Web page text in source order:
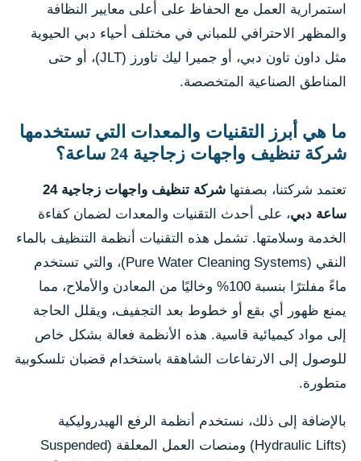
استمرارية العمل مع الحفاظ على أعلى معايير النظافة
والمظهر الاحترافي للمباني في مختلف أحياء دبي الحيوية
مثل داون تاون دبي، أو جميرا ليك تاورز (JLT)، أو حتى
المناطق الصناعية المتخصصة.
ما هي أبرز التقنيات والمعدات التي تستخدمها
شركة تنظيف واجهات زجاجية 24 ساعة؟
تعتمد شركتنا، بصفتها
شركة تنظيف واجهات زجاجية 24
ساعة دبي، على أحدث التقنيات والمعدات لضمان كفاءة
الخدمة وسلامتها. تشمل هذه التقنيات أنظمة التنظيف بالماء
النقي (Pure Water Cleaning Systems)، والتي تستخدم
ماءً مفلترًا بنسبة 100% وخاليًا من المعادن والأملاح، مما
يمنع ظهور أي بقع أو خطوط بعد التجفيف، ويقلل الحاجة
إلى مواد كيميائية قاسية. هذه الأنظمة فعالة بشكل خاص
للوصول إلى الارتفاعات الشاهقة باستخدام قضبان تلسكوبية
متطورة.
بالإضافة إلى ذلك، نستخدم أنظمة الرفع الهيدروليكية
(Hydraulic Lifts) ومنصات العمل المعلقة (Suspended